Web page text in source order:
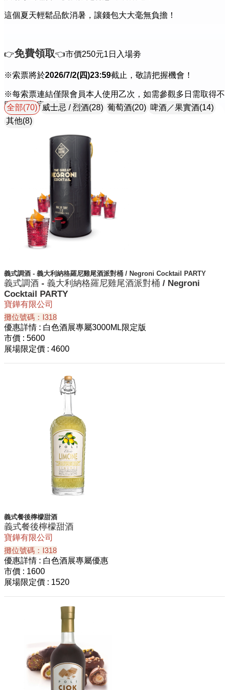
這個夏天輕鬆品飲消暑，讓錢包大大毫無負擔！
👉免費領取👈市價250元1日入場劵
※索票將於2026/7/2(四)23:59截止，敬請把握機會！
※每索票連結僅限會員本人使用乙次，如需參觀多日需取得不
同連結並完成索票。
全部(70) 威士忌 / 烈酒(28) 葡萄酒(20) 啤酒／果實酒(14)
其他(8)
義式調酒 - 義⼤利納格羅尼雞尾酒派對桶 / Negroni Cocktail PARTY
義式調酒 - 義⼤利納格羅尼雞尾酒派對桶 / Negroni
Cocktail PARTY
寶鏵有限公司
攤位號碼：I318
優惠詳情 : 白色酒展專屬3000ML限定版
市價 : 5600
展場限定價 : 4600
義式餐後檸檬甜酒
義式餐後檸檬甜酒
寶鏵有限公司
攤位號碼：I318
優惠詳情 : 白色酒展專屬優惠
市價 : 1600
展場限定價 : 1520